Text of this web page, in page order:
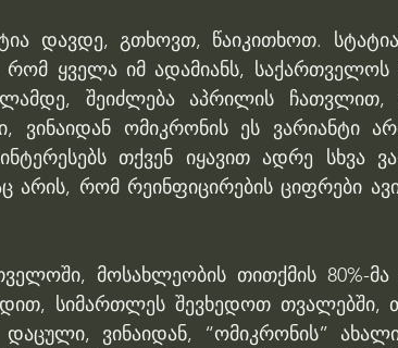
დავდე, გთხოვთ, წაიკითხოთ.
ყველა იმ ადამიანს, საქართველოს
შეიძლება აპრილის ჩათვლით,
ომიკრონის ეს ვარიანტი
თქვენ იყავით ადრე სხვა
არის, რომ რეინფიცირების ციფრები
მოსახლეობის თითქმის 80%-მა
სიმართლეს შევხედოთ თვალებში,
ვინაიდან, “ომიკრონის”